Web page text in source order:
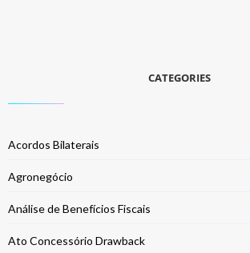
CATEGORIES
Acordos Bilaterais
Agronegócio
Análise de Benefícios Fiscais
Ato Concessório Drawback